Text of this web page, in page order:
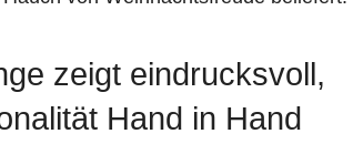
zeigt eindrucksvoll,
Hand in Hand